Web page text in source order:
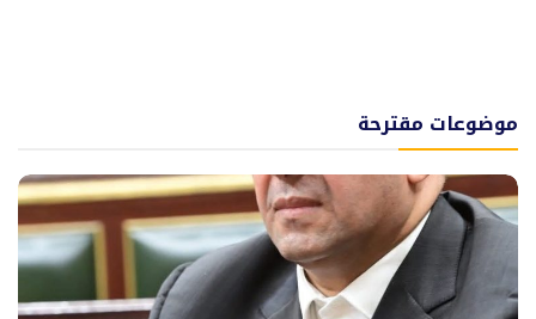
موضوعات مقترحة